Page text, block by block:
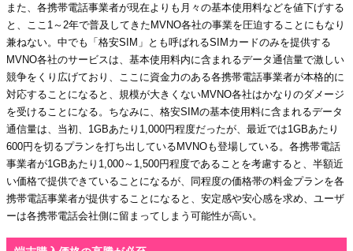
また、各携帯電話事業者が現在よりも月々の基本使用料などを値下げする
と、ここ1～2年で普及してきたMVNO各社の事業を圧迫することにもなり
兼ねない。中でも「格安SIM」とも呼ばれるSIMカードのみを提供する
MVNO各社のサービスは、基本使用料内に含まれるデータ通信量で激しい
競争をくり広げており、ここに資金力のある各携帯電話事業者が本格的に
対応することになると、規模が大きくないMVNO各社はかなりのダメージ
を受けることになる。ちなみに、格安SIMの基本使用料に含まれるデータ
通信量は、当初、1GBあたり1,000円程度だったが、最近では1GBあたり
600円を切るプランを打ち出しているMVNOも登場している。各携帯電話
事業者が1GBあたり1,000～1,500円程度であることを考慮すると、半額近
い価格で提供できていることになるが、同程度の価格帯の料金プランを各
携帯電話事業者が提供することになると、安定感や安心感を求め、ユーザ
ーは各携帯電話会社側に留まってしまう可能性が高い。